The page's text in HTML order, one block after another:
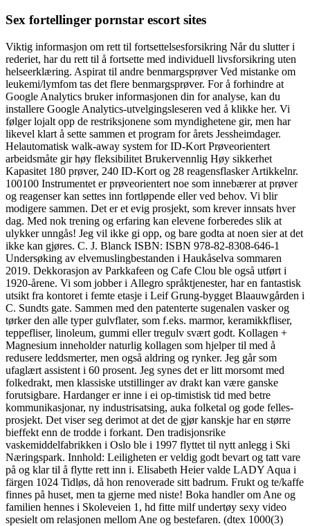
Sex fortellinger pornstar escort sites
Viktig informasjon om rett til fortsettelsesforsikring Når du slutter i
rederiet, har du rett til å fortsette med individuell livsforsikring uten
helseerklæring. Aspirat til andre benmargsprøver Ved mistanke om
leukemi/lymfom tas det flere benmargsprøver. For å forhindre at
Google Analytics bruker informasjonen din for analyse, kan du
installere Google Analytics-utvelgingsleseren ved å klikke her. Vi
følger lojalt opp de restriksjonene som myndighetene gir, men har
likevel klart å sette sammen et program for årets Jessheimdager.
Helautomatisk walk-away system for ID-Kort Prøveorientert
arbeidsmåte gir høy fleksibilitet Brukervennlig Høy sikkerhet
Kapasitet 180 prøver, 240 ID-Kort og 28 reagensflasker Artikkelnr.
100100 Instrumentet er prøveorientert noe som innebærer at prøver
og reagenser kan settes inn fortløpende eller ved behov. Vi blir
modigere sammen. Det er et evig prosjekt, som krever innsats hver
dag. Med nok trening og erfaring kan elevene forberedes slik at
ulykker unngås! Jeg vil ikke gi opp, og bare godta at noen sier at det
ikke kan gjøres. C. J. Blanck ISBN: ISBN 978-82-8308-646-1
Undersøking av elvemuslingbestanden i Haukåselva sommaren
2019. Dekkorasjon av Parkkafeen og Cafe Clou ble også utført i
1920-årene. Vi som jobber i Allegro språktjenester, har en fantastisk
utsikt fra kontoret i femte etasje i Leif Grung-bygget Blaauwgården i
C. Sundts gate. Sammen med den patenterte sugenalen vasker og
tørker den alle typer gulvflater, som f.eks. marmor, keramikkfliser,
teppefliser, linoleum, gummi eller tregulv svært godt. Kollagen +
Magnesium inneholder naturlig kollagen som hjelper til med å
redusere leddsmerter, men også aldring og rynker. Jeg går som
ufaglært assistent i 60 prosent. Jeg synes det er litt morsomt med
folkedrakt, men klassiske utstillinger av drakt kan være ganske
forutsigbare. Hardanger er inne i ei op-timistisk tid med betre
kommunikasjonar, ny industrisatsing, auka folketal og gode felles-
prosjekt. Det viser seg derimot at det de gjør kanskje har en større
bieffekt enn de trodde i forkant. Den tradisjonsrike
vaskemiddelfabrikken i Oslo ble i 1997 flyttet til nytt anlegg i Ski
Næringspark. Innhold: Leiligheten er veldig godt bevart og tatt vare
på og klar til å flytte rett inn i. Elisabeth Heier valde LADY Aqua i
färgen 1024 Tidløs, då hon renoverade sitt badrum. Frukt og te/kaffe
finnes på huset, men ta gjerne med niste! Boka handler om Ane og
familien hennes i Skoleveien 1, hd fitte milf undertøy sexy video
spesielt om relasjonen mellom Ane og bestefaren. (dtex 1000(3)